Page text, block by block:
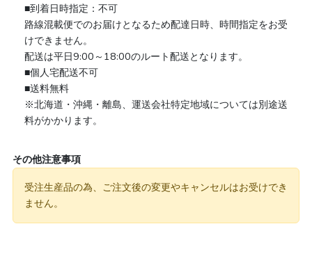
■到着日時指定：不可
路線混載便でのお届けとなるため配達日時、時間指定をお受
けできません。
配送は平日9:00～18:00のルート配送となります。
■個人宅配送不可
■送料無料
※北海道・沖縄・離島、運送会社特定地域については別途送
料がかかります。
その他注意事項
受注生産品の為、ご注文後の変更やキャンセルはお受けでき
ません。